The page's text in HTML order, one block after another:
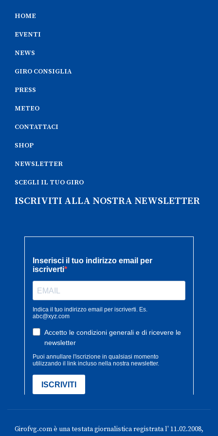
HOME
EVENTI
NEWS
GIRO CONSIGLIA
PRESS
METEO
CONTATTACI
SHOP
NEWSLETTER
SCEGLI IL TUO GIRO
ISCRIVITI ALLA NOSTRA NEWSLETTER
Girofvg.com è una testata giornalistica registrata l' 11.02.2008,